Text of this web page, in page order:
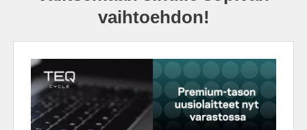
vaihtoehdon!